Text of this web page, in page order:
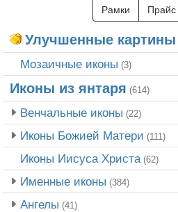
Рамки Прайс
Улучшенные картины
Мозаичные иконы (3)
Иконы из янтаря (614)
Венчальные иконы (22)
Иконы Божией Матери (111)
Иконы Иисуса Христа (62)
Именные иконы (384)
Ангелы (41)